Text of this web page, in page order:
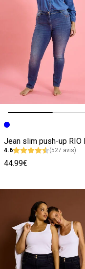
Image précédente
Image suivante
4.6 (527 avis)
44.99€